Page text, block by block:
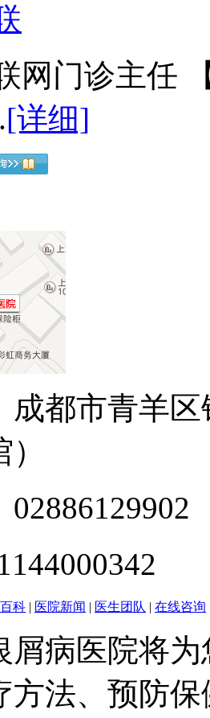
网门诊主任
[详细]
成都市青羊
科 | 医院新闻 | 医生团队 | 在线咨询
屑病医院将
方法、预防